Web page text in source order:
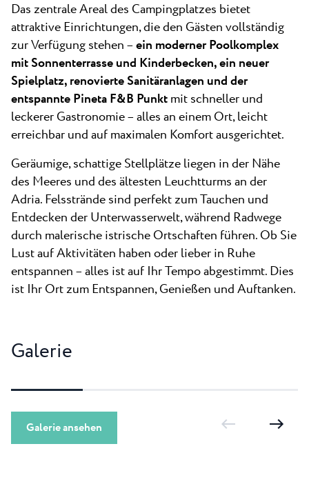
Das zentrale Areal des Campingplatzes bietet
attraktive Einrichtungen, die den Gästen vollständig
zur Verfügung stehen –ein moderner Poolkomplex
mit Sonnenterrasse und Kinderbecken, ein neuer
Spielplatz, renovierte Sanitäranlagen und der
entspannte Pineta F&B Punktmit schneller und
leckerer Gastronomie – alles an einem Ort, leicht
erreichbar und auf maximalen Komfort ausgerichtet.
Geräumige, schattige Stellplätze liegen in der Nähe
des Meeres und des ältesten Leuchtturms an der
Adria. Felsstrände sind perfekt zum Tauchen und
Entdecken der Unterwasserwelt, während Radwege
durch malerische istrische Ortschaften führen. Ob Sie
Lust auf Aktivitäten haben oder lieber in Ruhe
entspannen – alles ist auf Ihr Tempo abgestimmt. Dies
ist Ihr Ort zum Entspannen, Genießen und Auftanken.
Galerie
Galerie ansehen